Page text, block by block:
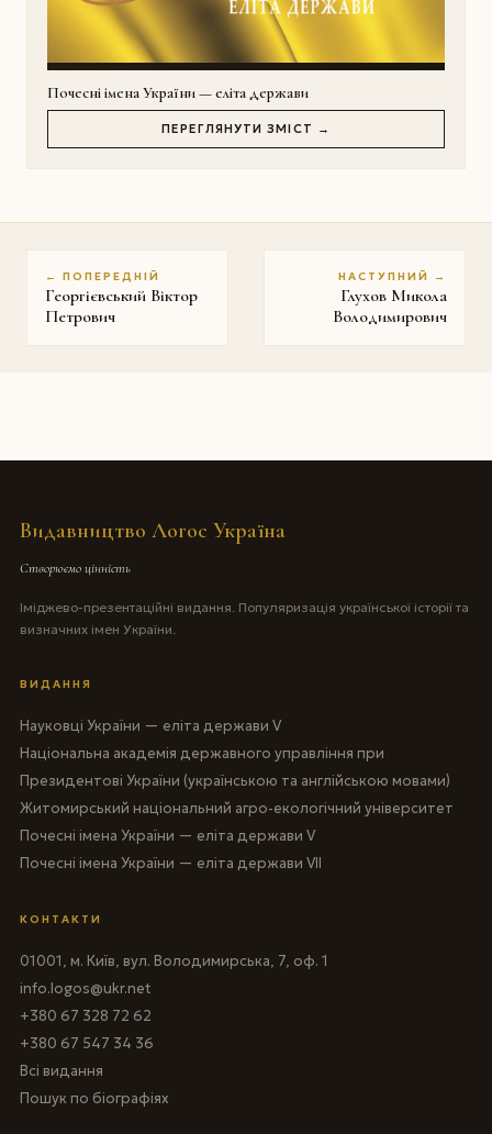
Почесні імена України — еліта держави
ПЕРЕГЛЯНУТИ ЗМІСТ →
← ПОПЕРЕДНІЙ
Георгієвський Віктор
Петрович
НАСТУПНИЙ →
Глухов Микола
Володимирович
Видавництво Логос Україна
Створюємо цінність
Іміджево-презентаційні видання. Популяризація української історії та
визначних імен України.
ВИДАННЯ
Науковці України — еліта держави V
Національна академія державного управління при
Президентові України (українською та англійською мовами)
Житомирський національний агро-екологічний університет
Почесні імена України — еліта держави V
Почесні імена України — еліта держави VII
КОНТАКТИ
01001, м. Київ, вул. Володимирська, 7, оф. 1
info.logos@ukr.net
+380 67 328 72 62
+380 67 547 34 36
Всі видання
Пошук по біографіях